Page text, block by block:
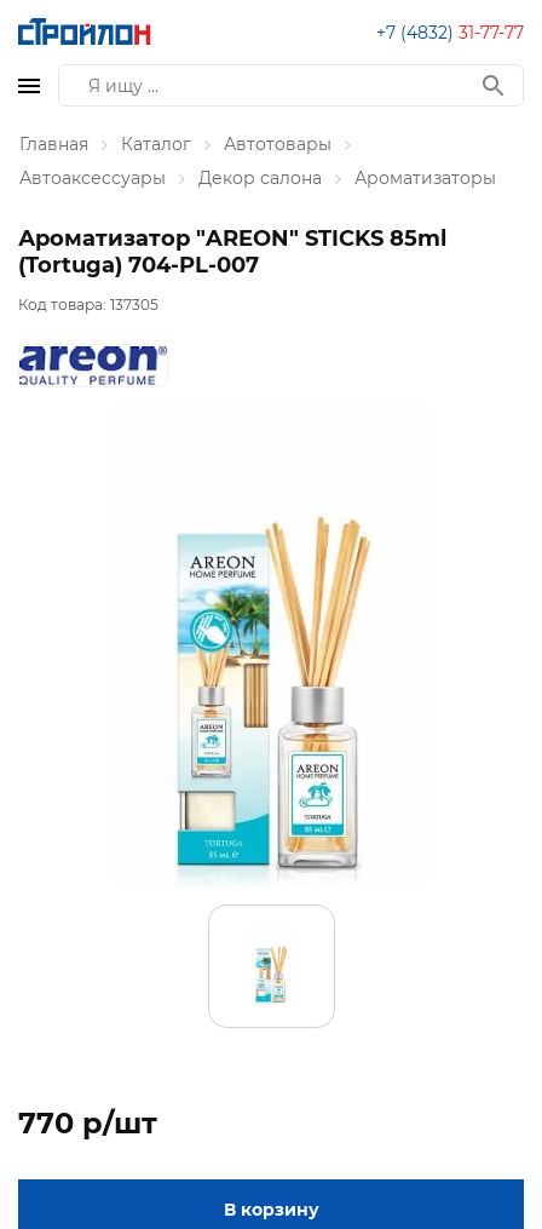
+7 (4832) 31-77-77
Главная Каталог
Автотовары
Автоаксессуары
Декор салона Ароматизаторы
Ароматизатор "AREON" STICKS 85ml
(Tortuga) 704-PL-007
Код товара: 137305
770 p/шт
В корзину